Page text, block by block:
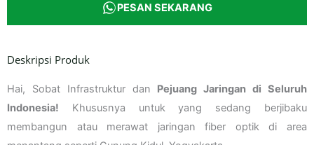
PESAN SEKARANG
Deskripsi Produk
Hai, Sobat Infrastruktur dan Pejuang Jaringan di Seluruh
Indonesia! Khususnya untuk yang sedang berjibaku
membangun atau merawat jaringan fiber optik di area